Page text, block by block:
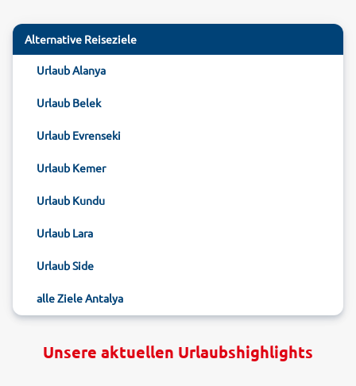
Alternative Reiseziele
Urlaub Alanya
Urlaub Belek
Urlaub Evrenseki
Urlaub Kemer
Urlaub Kundu
Urlaub Lara
Urlaub Side
alle Ziele Antalya
Unsere aktuellen Urlaubshighlights